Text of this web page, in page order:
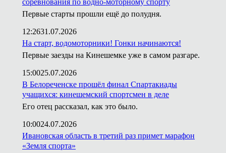
соревнования по водно-моторному спорту
Первые старты прошли ещё до полудня.
12:2631.07.2026
На старт, водомоторники! Гонки начинаются!
Первые заезды на Кинешемке уже в самом разгаре.
15:0025.07.2026
В Белореченске прошёл финал Спартакиады
учащихся: кинешемский спортсмен в деле
Его отец рассказал, как это было.
10:0024.07.2026
Ивановская область в третий раз примет марафон
«Земля спорта»